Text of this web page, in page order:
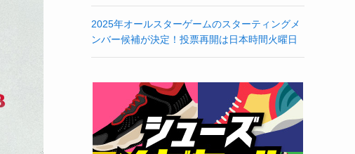
2025年オールスターゲームのスターティングメ
ンバー候補が決定！投票再開は日本時間火曜日